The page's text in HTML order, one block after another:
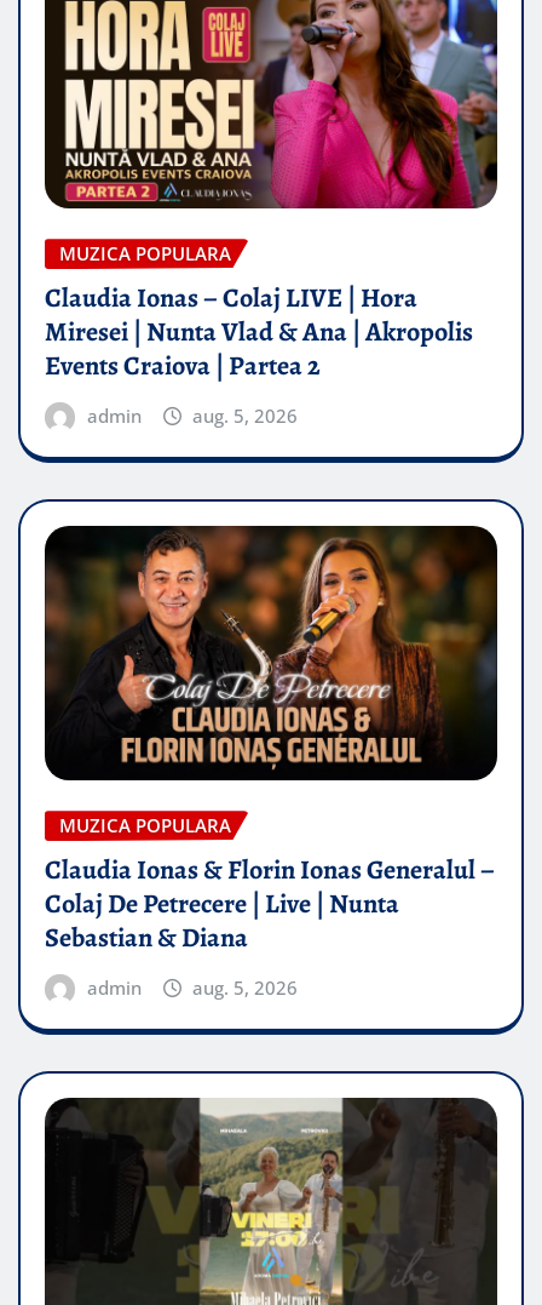
MUZICA POPULARA
Claudia Ionas – Colaj LIVE | Hora
Miresei | Nunta Vlad & Ana | Akropolis
Events Craiova | Partea 2
admin aug. 5, 2026
MUZICA POPULARA
Claudia Ionas & Florin Ionas Generalul –
Colaj De Petrecere | Live | Nunta
Sebastian & Diana
admin aug. 5, 2026